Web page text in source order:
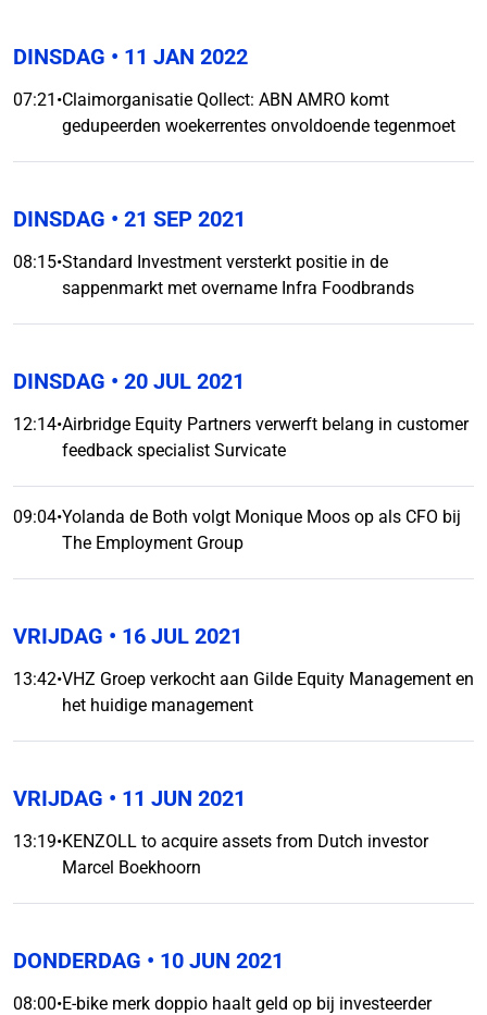
DINSDAG • 11 JAN 2022
07:21 •Claimorganisatie Qollect: ABN AMRO komt
gedupeerden woekerrentes onvoldoende tegenmoet
DINSDAG • 21 SEP 2021
08:15•Standard Investment versterkt positie in de
sappenmarkt met overname Infra Foodbrands
DINSDAG • 20 JUL 2021
12:14•Airbridge Equity Partners verwerft belang in customer
feedback specialist Survicate
09:04•Yolanda de Both volgt Monique Moos op als CFO bij
The Employment Group
VRIJDAG • 16 JUL 2021
13:42•VHZ Groep verkocht aan Gilde Equity Management en
het huidige management
VRIJDAG • 11 JUN 2021
13:19•KENZOLL to acquire assets from Dutch investor
Marcel Boekhoorn
DONDERDAG • 10 JUN 2021
08:00•E-bike merk doppio haalt geld op bij investeerder